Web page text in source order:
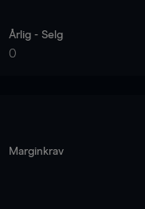
Årlig - Selg
0
Marginkrav